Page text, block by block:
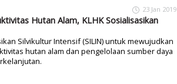
23 Jan 2019
Hutan Alam, KLHK Sosialisasikan
Silvikultur Intensif (SILIN) untuk mewujudkan
hutan alam dan pengelolaan sumber daya